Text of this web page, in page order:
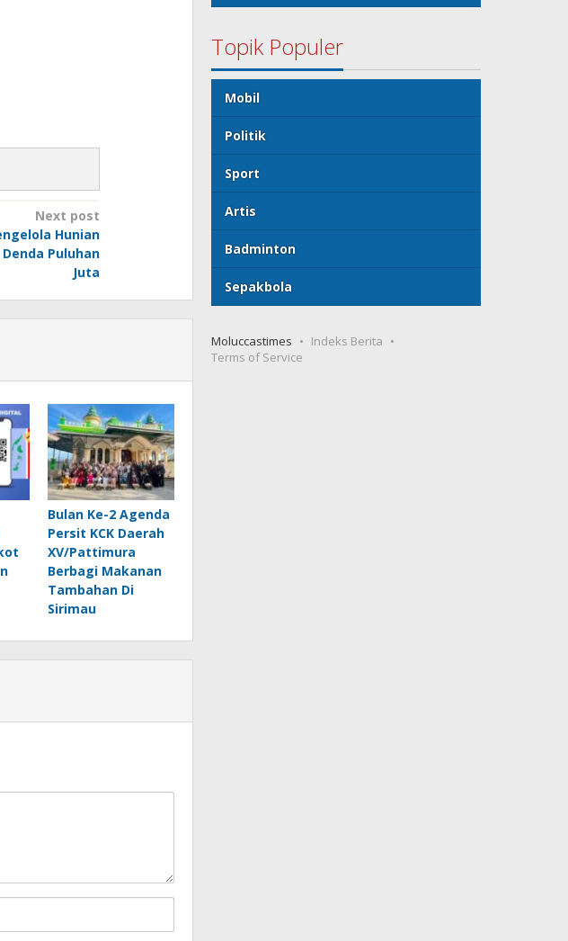
Next post
Hunian
Puluhan
Juta
Bulan Ke-2 Agenda
Persit KCK Daerah
XV/Pattimura
Berbagi Makanan
Tambahan Di
Sirimau
Topik Populer
Mobil
Politik
Sport
Artis
Badminton
Sepakbola
Moluccastimes
Indeks Berita
Terms of Service